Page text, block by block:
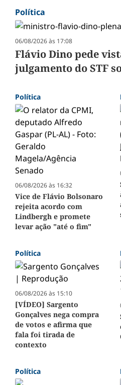
Política
06/08/2026 às 17:08
Flávio Dino pede
julgamento do STF
Política
06/08/2026 às 16:32
Vice de Flávio Bolsonaro
rejeita acordo com
Lindbergh e promete
levar ação "até o fim"
Política
06/08/2026 às 15:10
[VÍDEO] Sargento
Gonçalves nega compra
de votos e afirma que
fala foi tirada de
contexto
Política